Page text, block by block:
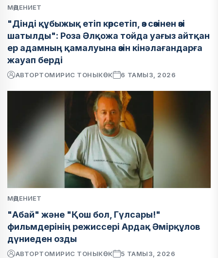
МӘДЕНИЕТ
"Дінді құбыжық етіп көрсетіп, өз сөзінен өзі
шатылды": Роза Әлқожа тойда уағыз айтқан
ер адамның қамалуына өзін кінәлағандарға
жауап берді
АВТОРТОМИРИС ТОНЫКӨК 6 ТАМЫЗ, 2026
МӘДЕНИЕТ
"Абай" және "Қош бол, Гүлсары!"
фильмдерінің режиссері Ардақ Әмірқұлов
дүниеден озды
АВТОРТОМИРИС ТОНЫКӨК 5 ТАМЫЗ, 2026